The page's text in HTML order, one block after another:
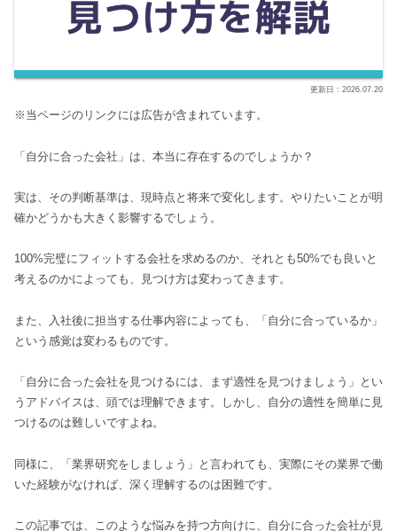
2026.07.20
※当ページのリンクには広告が含まれています。
「自分に合った会社」は、本当に存在するのでしょうか？
実は、その判断基準は、現時点と将来で変化します。やりたいことが明
確かどうかも大きく影響するでしょう。
100%完璧にフィットする会社を求めるのか、それとも50%でも良いと
考えるのかによっても、見つけ方は変わってきます。
また、入社後に担当する仕事内容によっても、「自分に合っているか」
という感覚は変わるものです。
「自分に合った会社を見つけるには、まず適性を見つけましょう」とい
うアドバイスは、頭では理解できます。しかし、自分の適性を簡単に見
つけるのは難しいですよね。
同様に、「業界研究をしましょう」と言われても、実際にその業界で働
いた経験がなければ、深く理解するのは困難です。
この記事では、このような悩みを持つ方向けに、自分に合った会社が見